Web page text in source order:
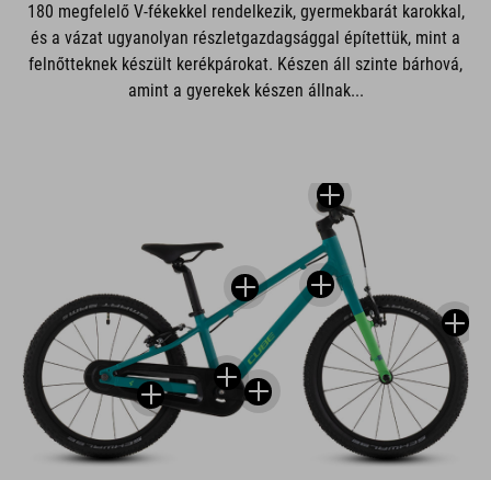
180 megfelelő V-fékekkel rendelkezik, gyermekbarát karokkal,
és a vázat ugyanolyan részletgazdagsággal építettük, mint a
felnőtteknek készült kerékpárokat. Készen áll szinte bárhová,
amint a gyerekek készen állnak...